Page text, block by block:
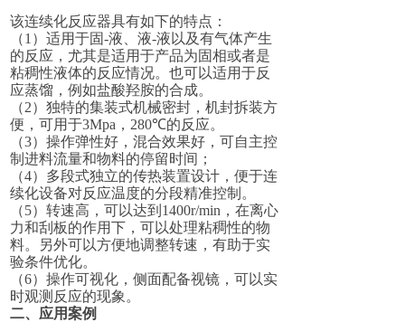
该连续化反应器具有如下的特点：
（1 ）适用于固-液、液-液以及有气体产生
的反应，尤其是适用于产品为固相或者是
粘稠性液体的反应情况。也可以适用于反
应蒸馏，例如盐酸羟胺的合成。
（2）独特的集装式机械密封，机封拆装方
便，可用于3Mpa ， 280℃的反应。
（3）操作弹性好，混合效果好，可自主控
制进料流量和物料的停留时间；
（4）多段式独立的传热装置设计，便于连
续化设备对反应温度的分段精准控制。
（5）转速高，可以达到 1400r/min ，在离心
力和刮板的作用下，可以处理粘稠性的物
料。
另外可以方便地调整转速，有助于实
验条件优化。
（6）操作可视化，侧面配备视镜，可以实
时观测反应的现象。
二、应用案例